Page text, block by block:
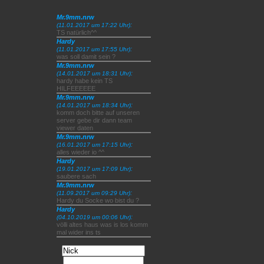
Mr.9mm.nrw
(11.01.2017 um 17:22 Uhr):
TS natürlich^^
Hardy
(11.01.2017 um 17:55 Uhr):
was soll damit sein ?
Mr.9mm.nrw
(14.01.2017 um 18:31 Uhr):
hardy habe kein TS
HILFEEEEEE
Mr.9mm.nrw
(14.01.2017 um 18:34 Uhr):
komm doch bitte auf unseren
server gebe dir dann team
viewer daten
Mr.9mm.nrw
(16.01.2017 um 17:15 Uhr):
alles wieder io ^^
Hardy
(19.01.2017 um 17:09 Uhr):
saubere sach
Mr.9mm.nrw
(11.09.2017 um 09:29 Uhr):
Hardy du Socke wo bist du ?
Hardy
(04.10.2019 um 00:06 Uhr):
völli altes haus was is los komm
mal wider ins ts